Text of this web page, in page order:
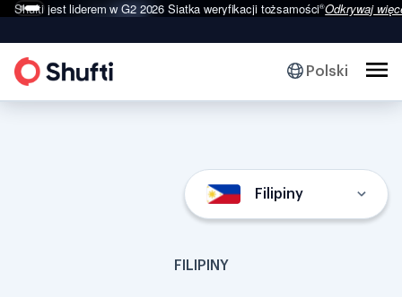
Oszustwo DeepfakePrzewidywany wzrost o 495% w 2026 r.Odkrywaj
Polski
Filipiny
FILIPINY